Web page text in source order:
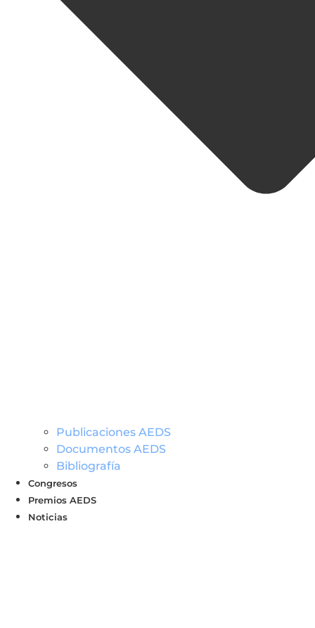
Publicaciones AEDS
Documentos AEDS
Bibliografía
Congresos
Premios AEDS
Noticias